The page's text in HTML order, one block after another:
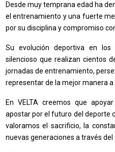
Desde muy temprana edad ha
el entrenamiento y una fuerte
por su disciplina y compromiso
Su evolución deportiva en
silencioso que realizan cientos
jornadas de entrenamiento,
representar de la mejor manera a
En VELTA creemos que
apostar por el futuro del deporte
valoramos el sacrificio, la
nuevas generaciones a través del